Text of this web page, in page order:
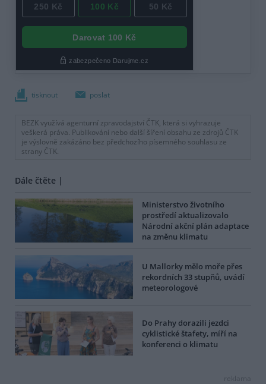
tisknout poslat
BEZK využívá agenturní zpravodajství ČTK, která si vyhrazuje
veškerá práva. Publikování nebo další šíření obsahu ze zdrojů ČTK
je výslovně zakázáno bez předchozího písemného souhlasu ze
strany ČTK.
Dále čtěte |
Ministerstvo životního
prostředí aktualizovalo
Národní akční plán adaptace
na změnu klimatu
U Mallorky mělo moře přes
rekordních 33 stupňů, uvádí
meteorologové
Do Prahy dorazili jezdci
cyklistické štafety, míří na
konferenci o klimatu
reklama